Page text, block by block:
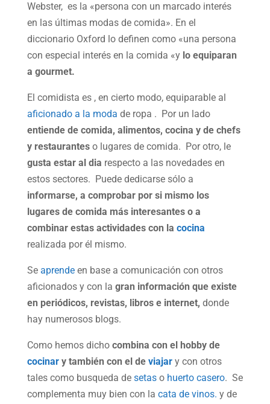
Webster, es la «persona con un marcado interés
en las últimas modas de comida». En el
diccionario Oxford lo definen como «una persona
con especial interés en la comida «y lo equiparan
a gourmet.
El comidista es , en cierto modo, equiparable al
aficionado a la moda de ropa . Por un lado
entiende de comida, alimentos, cocina y de chefs
y restaurantes o lugares de comida. Por otro, le
gusta estar al dia respecto a las novedades en
estos sectores. Puede dedicarse sólo a
informarse, a comprobar por si mismo los
lugares de comida más interesantes o a
combinar estas actividades con la cocina
realizada por él mismo.
Se aprendeen base a comunicación con otros
aficionados y con la gran información que existe
en periódicos, revistas, libros e internet, donde
hay numerosos blogs.
Como hemos dicho combina con el hobby de
cocinary también con el deviajar y con otros
tales como busqueda de setaso huerto casero. Se
complementa muy bien con la cata de vinos. y de